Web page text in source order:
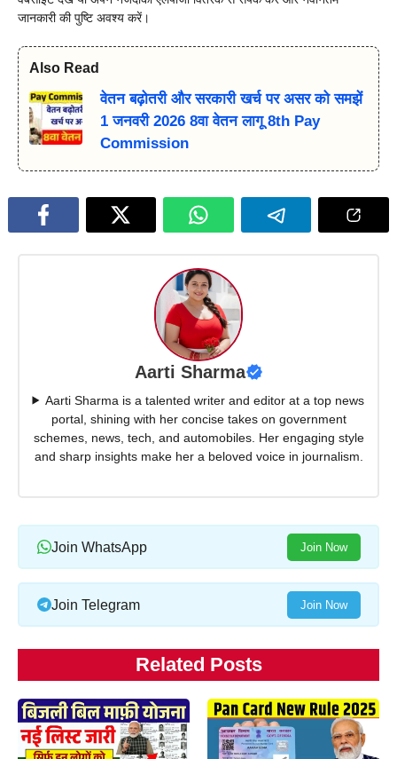
जानकारी की पुष्टि अवश्य करें।
Also Read
वेतन बढ़ोतरी और सरकारी खर्च पर असर को समझें
1 जनवरी 2026 8वा वेतन लागू 8th Pay
Commission
Aarti Sharma
Aarti Sharma is a talented writer and editor at a top news
portal, shining with her concise takes on government
schemes, news, tech, and automobiles. Her engaging style
and sharp insights make her a beloved voice in journalism.
Join WhatsApp Join Now
Join Telegram Join Now
Related Posts